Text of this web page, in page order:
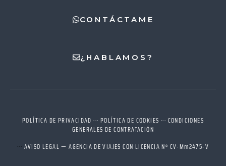
CONTÁCTAME
¿HABLAMOS?
POLÍTICA DE PRIVACIDAD ··· POLÍTICA DE COOKIES ··· CONDICIONES
GENERALES DE CONTRATACIÓN
··· AVISO LEGAL — AGENCIA DE VIAJES CON LICENCIA Nº CV-Mm2475-V
Muy mala Muy buena
Siguiente
Saltar